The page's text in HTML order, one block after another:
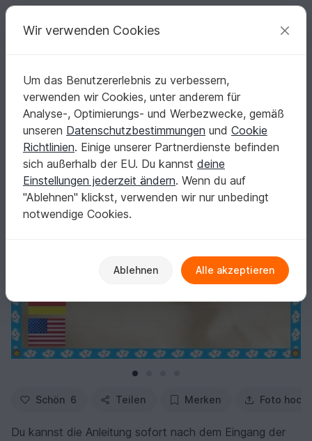
Deine kreativen Ideen
Deutsch | € (EUR) einloggen Kostenlos registrieren
Startseite Häkeln Festlichkeiten Geburt
Babypüppchen Elefant Mika 1.0
Babypüppchen Elefant Mika 1.0
Schön 6 Teilen Merken Foto
Du kannst die Anleitung sofort nach dem Eingang der
Wir verwenden Cookies
Um das Benutzererlebnis zu verbessern,
verwenden wir Cookies, unter anderem für
Analyse-, Optimierungs- und Werbezwecke, gemäß
unseren Datenschutzbestimmungen und Cookie
Richtlinien. Einige unserer Partnerdienste befinden
sich außerhalb der EU. Du kannst deine
Einstellungen jederzeit ändern. Wenn du auf
"Ablehnen" klickst, verwenden wir nur unbedingt
notwendige Cookies.
Ablehnen Alle akzeptieren